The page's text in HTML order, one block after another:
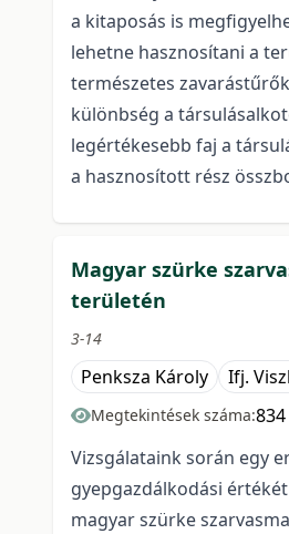
a kitaposás is
lehetne hasznosítani a
természetes
különbség a
legértékesebb faj a
a hasznosított rész
Magyar szürke
területén
3-14
Penksza Károly Ifj.
Megtekintések száma:834
Vizsgálataink során egy
gyepgazdálkodási
magyar szürke